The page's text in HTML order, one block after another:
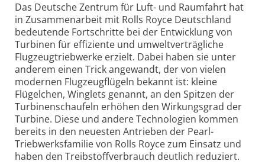
Das Deutsche Zentrum für Luft- und Raumfahrt hat
in Zusammenarbeit mit Rolls Royce Deutschland
bedeutende Fortschritte bei der Entwicklung von
Turbinen für effiziente und umweltverträgliche
Flugzeugtriebwerke erzielt. Dabei haben sie unter
anderem einen Trick angewandt, der von vielen
modernen Flugzeugflügeln bekannt ist: kleine
Flügelchen, Winglets genannt, an den Spitzen der
Turbinenschaufeln erhöhen den Wirkungsgrad der
Turbine. Diese und andere Technologien kommen
bereits in den neuesten Antrieben der Pearl-
Triebwerksfamilie von Rolls Royce zum Einsatz und
haben den Treibstoffverbrauch deutlich reduziert.